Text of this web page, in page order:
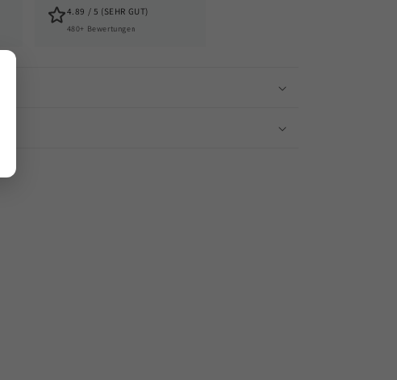
4.89 / 5 (SEHR GUT)
480+ Bewertungen